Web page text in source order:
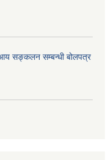
सङ्कलन सम्बन्धी बोलपत्र